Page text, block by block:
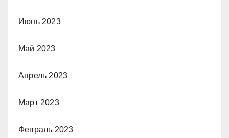
Июнь 2023
Май 2023
Апрель 2023
Март 2023
Февраль 2023